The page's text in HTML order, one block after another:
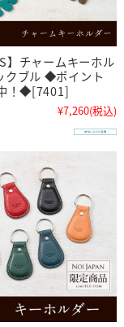
】チャームキーホル
ブル ◆ポイント
！◆[7401]
¥7,260(税込)